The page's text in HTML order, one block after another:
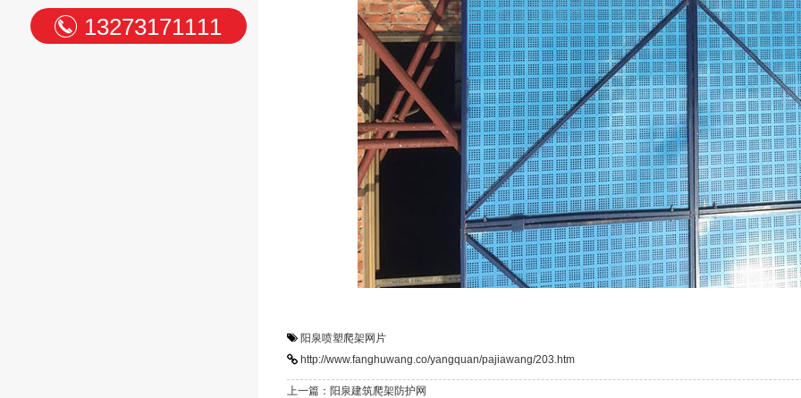
13273171111
阳泉喷塑爬架网片
http://www.fanghuwang.co/yangquan/pajiawang/203.htm
上一篇：阳泉建筑爬架防护网